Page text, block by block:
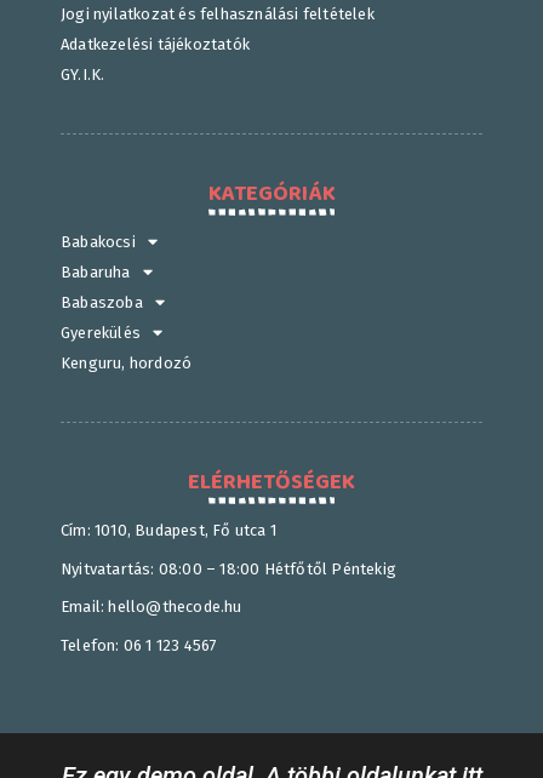
Jogi nyilatkozat és felhasználási feltételek
Adatkezelési tájékoztatók
GY.I.K.
KATEGÓRIÁK
Babakocsi
Babaruha
Babaszoba
Gyerekülés
Kenguru, hordozó
ELÉRHETŐSÉGEK
Cím: 1010, Budapest, Fő utca 1
Nyitvatartás: 08:00 – 18:00 Hétfőtől Péntekig
Email: hello@thecode.hu
Telefon: 06 1 123 4567